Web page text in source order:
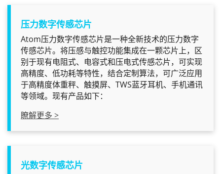
压力数字传感芯片
Atom压力数字传感芯片是一种全新技术的压力数字
传感芯片。将压感与触控功能集成在一颗芯片上，区
别于现有电阻式、电容式和压电式传感芯片，可实现
高精度、低功耗等特性，结合定制算法，可广泛应用
于高精度体重秤、触摸屏、TWS蓝牙耳机、手机通讯
等领域。现有产品如下：
瞭解更多 >
光数字传感芯片